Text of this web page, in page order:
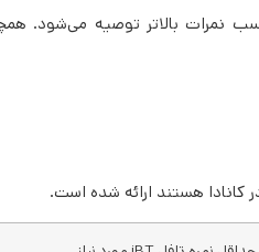
نمرات بالاتر توصیه می‌شود.
کانادا هستند ارائه شده است.